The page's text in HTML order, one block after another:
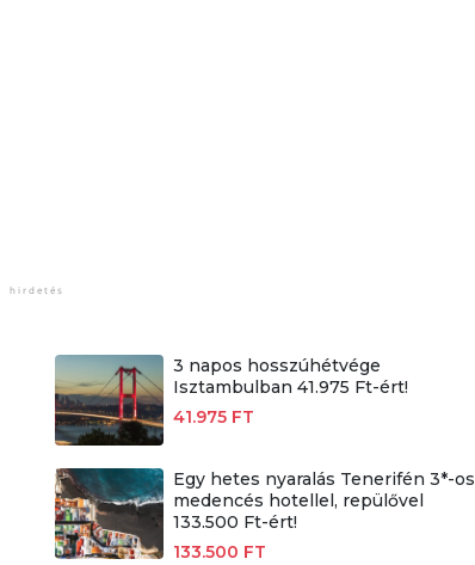
3 napos hosszúhétvége
Isztambulban 41.975 Ft-ért!
41.975 FT
Egy hetes nyaralás Tenerifén 3*-os
medencés hotellel, repülővel
133.500 Ft-ért!
133.500 FT